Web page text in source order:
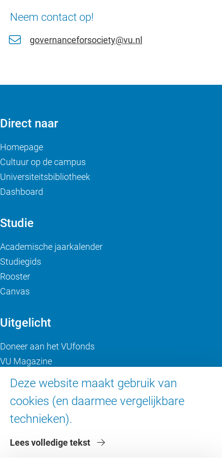
Neem contact op!
governanceforsociety@vu.nl
Deze website maakt gebruik van
cookies (en daarmee vergelijkbare
technieken).
Lees volledige tekst
Direct naar
Homepage
Cultuur op de campus
Universiteitsbibliotheek
Dashboard
Studie
Academische jaarkalender
Studiegids
Rooster
Canvas
Uitgelicht
Doneer aan het VUfonds
VU Magazine
Digitale toegankelijkheid
Over de VU
Contact en route